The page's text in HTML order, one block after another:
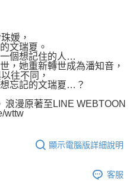
媛，
文瑞夏。
個想記住的人…
，她重新轉世成為潘知音，
往不同，
忘記的文瑞夏…？
浪漫原著至LINE WEBTOON
wttw
顯示電腦版詳細說明
客服